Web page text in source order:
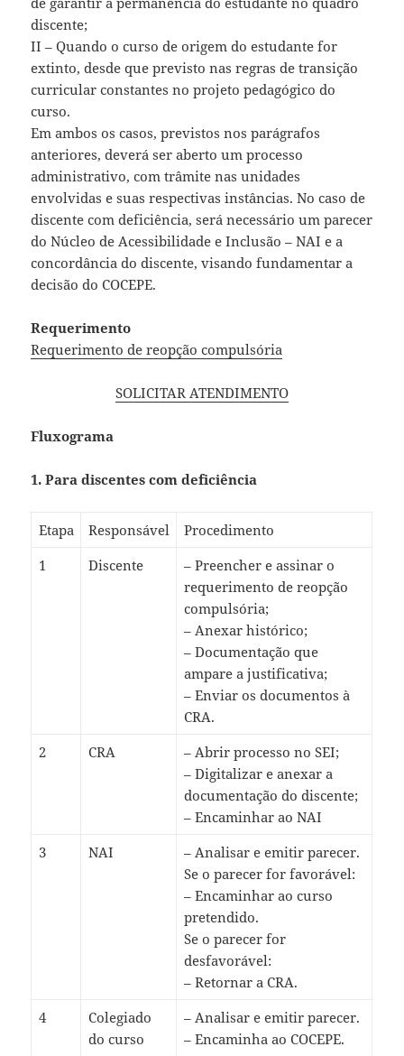
discente;
II – Quando o curso de origem do estudante for
extinto, desde que previsto nas regras de transição
curricular constantes no projeto pedagógico do
curso.
Em ambos os casos, previstos nos parágrafos
anteriores, deverá ser aberto um processo
administrativo, com trâmite nas unidades
envolvidas e suas respectivas instâncias. No caso de
discente com deficiência, será necessário um parecer
do Núcleo de Acessibilidade e Inclusão – NAI e a
concordância do discente, visando fundamentar a
decisão do COCEPE.
Requerimento
Requerimento de reopção compulsória
SOLICITAR ATENDIMENTO
Fluxograma
1. Para discentes com deficiência
Etapa Responsável
Procedimento
1
Discente
– Preencher e assinar o
requerimento de reopção
compulsória;
– Anexar histórico;
– Documentação que
ampare a justificativa;
– Enviar os documentos à
CRA.
2
CRA
– Abrir processo no SEI;
– Digitalizar e anexar a
documentação do discente;
– Encaminhar ao NAI
3
NAI
– Analisar e emitir parecer.
Se o parecer for favorável:
– Encaminhar ao curso
pretendido.
Se o parecer for
desfavorável:
– Retornar a CRA.
4
Colegiado
do curso
– Analisar e emitir parecer.
– Encaminha ao COCEPE.